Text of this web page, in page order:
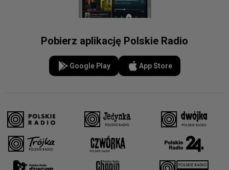
Pobierz aplikację Polskie Radio
Google Play App Store